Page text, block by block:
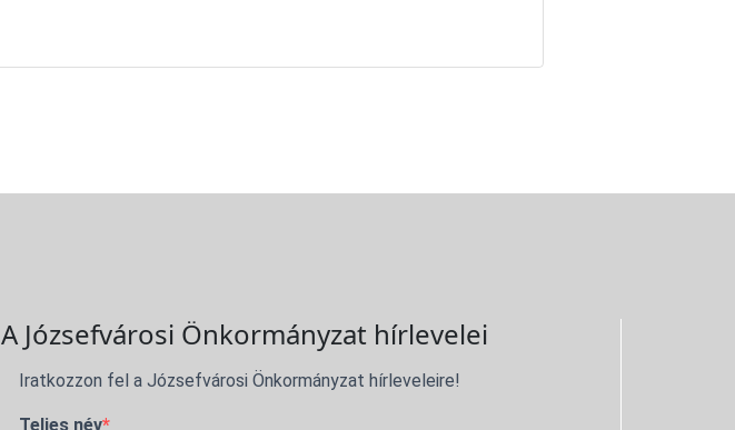
A Józsefvárosi Önkormányzat hírlevelei
Iratkozzon fel a Józsefvárosi Önkormányzat hírleveleire!
Teljes név